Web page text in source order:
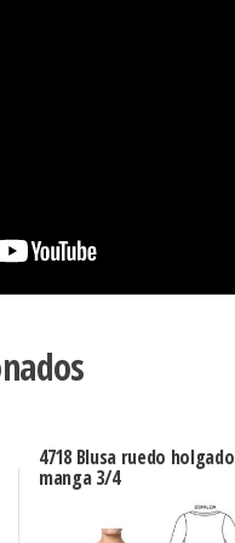
4718 Blusa ruedo holgado
manga 3/4